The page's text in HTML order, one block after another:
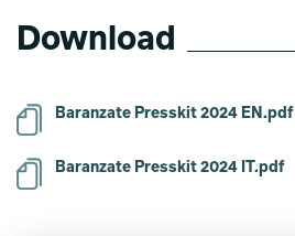
Download
Baranzate Presskit 2024 EN.pdf
Baranzate Presskit 2024 IT.pdf